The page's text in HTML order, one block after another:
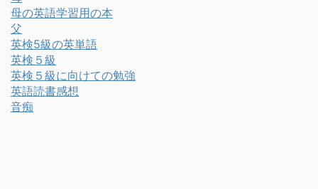
母の英語学習用の本
父
英検5級の英単語
英検５級
英検５級に向けての勉強
英語読書感想
音痴